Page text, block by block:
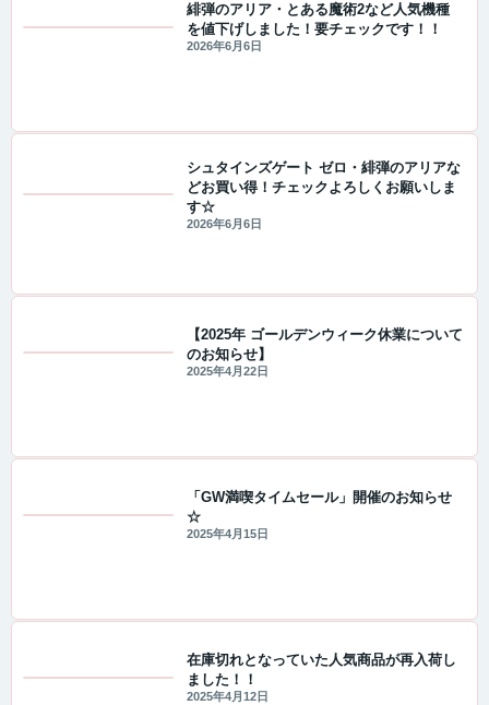
緋弾のアリア・とある魔術2など人気機種
を値下げしました！要チェックです！！
2026年6月6日
シュタインズゲート ゼロ・緋弾のアリアな
どお買い得！チェックよろしくお願いしま
す☆
2026年6月6日
【2025年 ゴールデンウィーク休業について
のお知らせ】
2025年4月22日
「GW満喫タイムセール」開催のお知らせ
☆
2025年4月15日
在庫切れとなっていた人気商品が再入荷し
ました！！
2025年4月12日